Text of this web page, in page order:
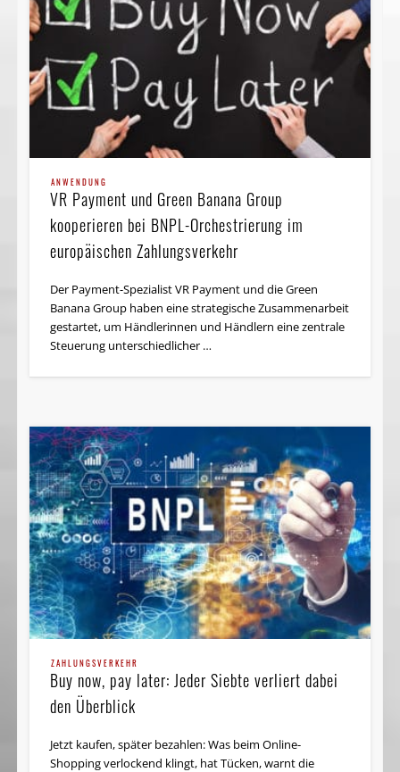
ANWENDUNG
VR Payment und Green Banana Group
kooperieren bei BNPL-Orchestrierung im
europäischen Zahlungsverkehr
Der Payment-Spezialist VR Payment und die Green
Banana Group haben eine strategische Zusammenarbeit
gestartet, um Händlerinnen und Händlern eine zentrale
Steuerung unterschiedlicher …
ZAHLUNGSVERKEHR
Buy now, pay later: Jeder Siebte verliert dabei
den Überblick
Jetzt kaufen, später bezahlen: Was beim Online-
Shopping verlockend klingt, hat Tücken, warnt die